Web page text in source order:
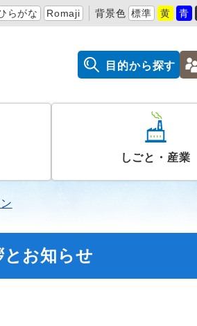
らがな Romaji 背景色 標準 黄 青
目的から探す
しごと・産業
とお知らせ